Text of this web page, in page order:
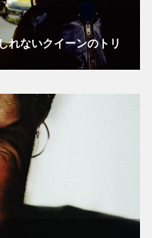
れないクイーンのトリ